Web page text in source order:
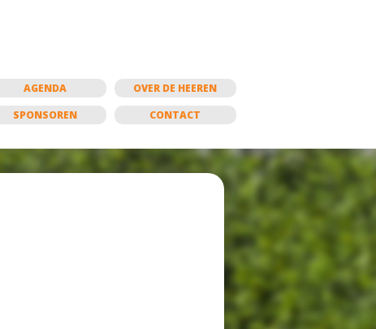
AGENDA
OVER DE HEEREN
SPONSOREN CONTACT